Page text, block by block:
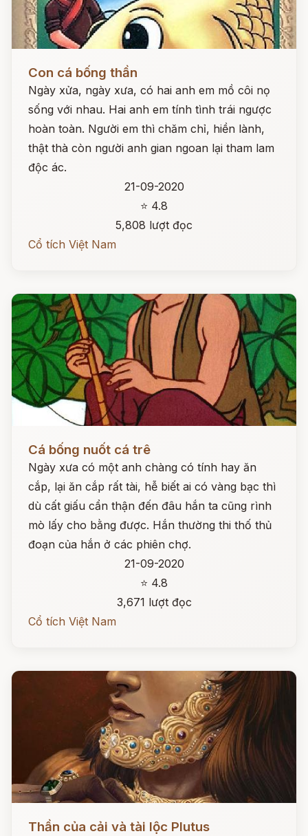
Con cá bống thần
Ngày xửa, ngày xưa, có hai anh em mồ côi nọ
sống với nhau. Hai anh em tính tình trái ngược
hoàn toàn. Người em thì chăm chỉ, hiền lành,
thật thà còn người anh gian ngoan lại tham lam
độc ác.
21-09-2020
⭐ 4.8
5,808 lượt đọc
Cổ tích Việt Nam
Đọc ngay
Cá bống nuốt cá trê
Ngày xưa có một anh chàng có tính hay ăn
cắp, lại ăn cắp rất tài, hễ biết ai có vàng bạc thì
dù cất giấu cẩn thận đến đâu hắn ta cũng rình
mò lấy cho bằng được. Hắn thường thi thố thủ
đoạn của hắn ở các phiên chợ.
21-09-2020
⭐ 4.8
3,671 lượt đọc
Cổ tích Việt Nam
Đọc ngay
Thần của cải và tài lộc Plutus